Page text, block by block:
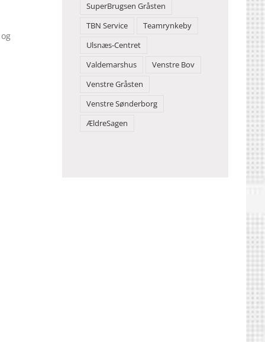
SuperBrugsen Gråsten
TBN Service
Teamrynkeby
Ulsnæs-Centret
Valdemarshus
Venstre Bov
Venstre Gråsten
Venstre Sønderborg
ÆldreSagen